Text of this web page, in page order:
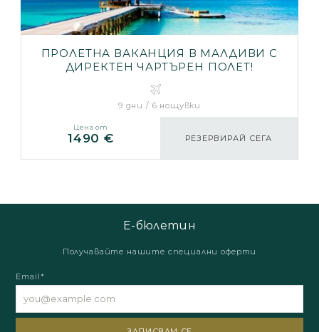
ПРОЛЕТНА ВАКАНЦИЯ В МАЛДИВИ С
ДИРЕКТЕН ЧАРТЪРЕН ПОЛЕТ!
9 дни / 6 нощувки
Цена от
1490 € РЕЗЕРВИРАЙ СЕГА
Е-бюлетин
Получавайте нашите специални оферти
Email*